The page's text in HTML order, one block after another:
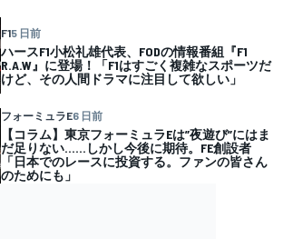
F15 日前
ハースF1小松礼雄代表、FODの情報番組『F1
R.A.W』に登場！「F1はすごく複雑なスポーツだ
けど、その人間ドラマに注目して欲しい」
フォーミュラE6 日前
【コラム】東京フォーミュラEは”夜遊び”にはま
だ足りない……しかし今後に期待。FE創設者
「日本でのレースに投資する。ファンの皆さん
のためにも」